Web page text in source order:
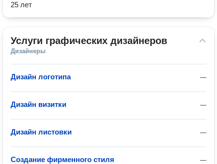
25 лет
Услуги графических дизайнеров
Дизайнеры
—
Дизайн логотипа
—
Дизайн визитки
—
Дизайн листовки
—
Создание фирменного стиля